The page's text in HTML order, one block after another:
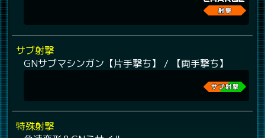
サブ射撃
GNサブマシンガン【片手撃ち】 / 【両手撃ち】
特殊射撃